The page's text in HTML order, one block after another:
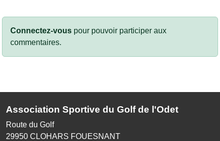
Connectez-vous pour pouvoir participer aux
commentaires.
Association Sportive du Golf de l'Odet
Route du Golf
29950 CLOHARS FOUESNANT